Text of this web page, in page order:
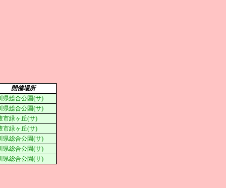
開催場所
県総合公園(サ)
県総合公園(サ)
市緑ヶ丘(サ)
市緑ヶ丘(サ)
県総合公園(サ)
県総合公園(サ)
県総合公園(サ)